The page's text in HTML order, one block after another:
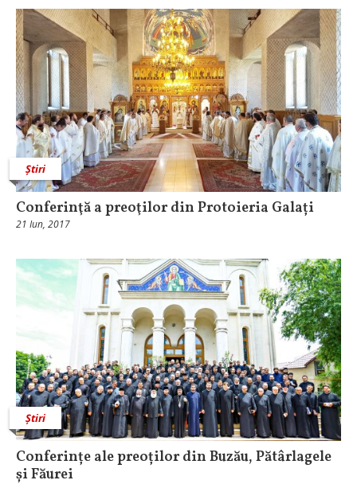
Știri
Conferinţă a preoţilor din Protoieria Galați
21 Iun, 2017
Știri
Conferințe ale preoților din Buzău, Pătârlagele
și Făurei